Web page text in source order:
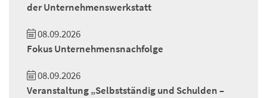
der Unternehmenswerkstatt
08.09.2026
Fokus Unternehmensnachfolge
08.09.2026
Veranstaltung „Selbstständig und Schulden –